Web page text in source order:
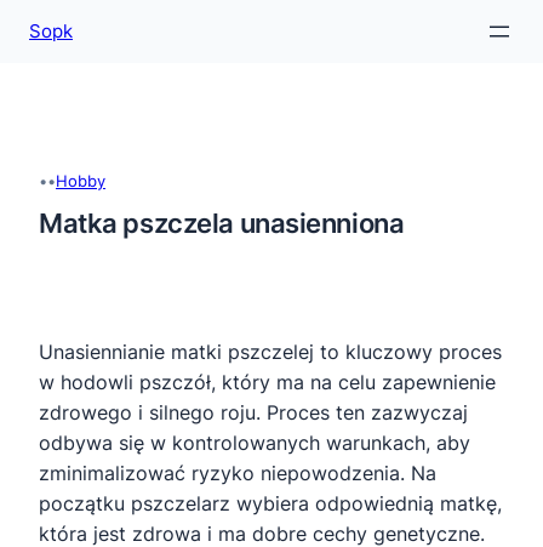
treści
Sopk
••Hobby
Matka pszczela unasienniona
Unasiennianie matki pszczelej to kluczowy proces
w hodowli pszczół, który ma na celu zapewnienie
zdrowego i silnego roju. Proces ten zazwyczaj
odbywa się w kontrolowanych warunkach, aby
zminimalizować ryzyko niepowodzenia. Na
początku pszczelarz wybiera odpowiednią matkę,
która jest zdrowa i ma dobre cechy genetyczne.